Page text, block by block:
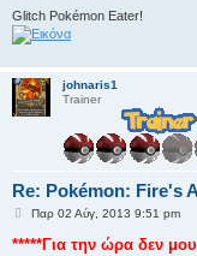
Glitch Pokémon Eater!
johnaris1
Trainer
Re: Pokémon: Fire's
Δ
μ
Παρ 02 Αύγ, 2013 9:51 pm
*****Για την ώρα δεν μου